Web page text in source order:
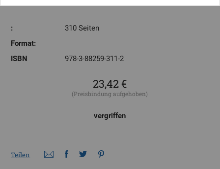
:
310 Seiten
Format:
ISBN
978-3-88259-311-2
23,42 €
(Preisbindung aufgehoben)
vergriffen
Teilen